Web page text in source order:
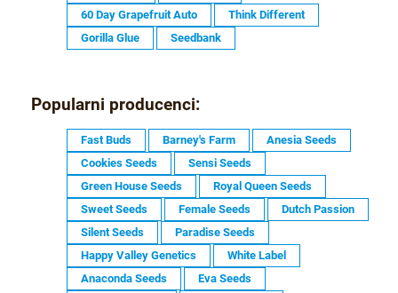
60 Day Grapefruit Auto
Think Different
Gorilla Glue
Seedbank
Popularni producenci:
Fast Buds Barney's Farm
Anesia Seeds
Cookies Seeds
Sensi Seeds
Green House Seeds
Royal Queen Seeds
Sweet Seeds
Female Seeds
Dutch Passion
Silent Seeds
Paradise Seeds
Happy Valley Genetics
White Label
Anaconda Seeds
Eva Seeds